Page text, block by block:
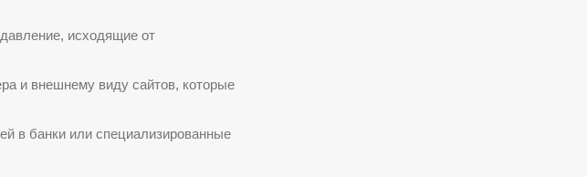
исходящие от
и внешнему виду сайтов, которые
в банки или специализированные